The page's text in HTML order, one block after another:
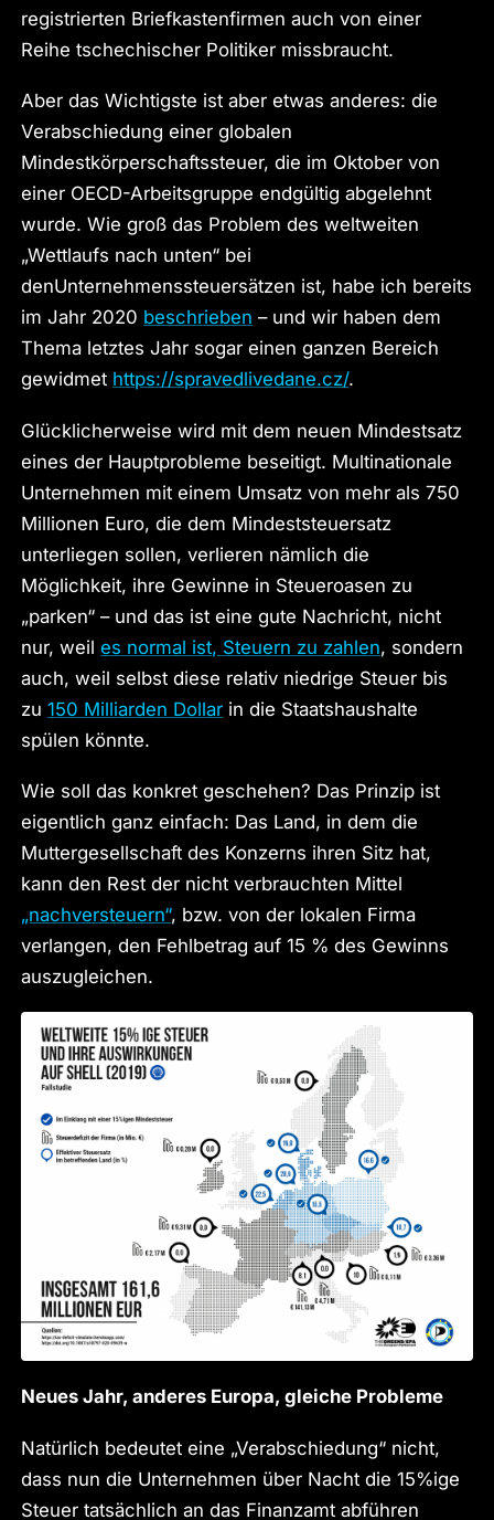
registrierten Briefkastenfirmen auch von einer
Reihe tschechischer Politiker missbraucht.
Aber das Wichtigste ist aber etwas anderes: die
Verabschiedung einer globalen
Mindestkörperschaftssteuer, die im Oktober von
einer OECD-Arbeitsgruppe endgültig abgelehnt
wurde. Wie groß das Problem des weltweiten
„Wettlaufs nach unten“ bei
denUnternehmenssteuersätzen ist, habe ich bereits
im Jahr 2020 beschrieben – und wir haben dem
Thema letztes Jahr sogar einen ganzen Bereich
gewidmet https://spravedlivedane.cz/.
Glücklicherweise wird mit dem neuen Mindestsatz
eines der Hauptprobleme beseitigt. Multinationale
Unternehmen mit einem Umsatz von mehr als 750
Millionen Euro, die dem Mindeststeuersatz
unterliegen sollen, verlieren nämlich die
Möglichkeit, ihre Gewinne in Steueroasen zu
„parken“ – und das ist eine gute Nachricht, nicht
nur, weiles normal ist, Steuern zu zahlen, sondern
auch, weil selbst diese relativ niedrige Steuer bis
zu150 Milliarden Dollar in die Staatshaushalte
spülen könnte.
Wie soll das konkret geschehen? Das Prinzip ist
eigentlich ganz einfach: Das Land, in dem die
Muttergesellschaft des Konzerns ihren Sitz hat,
kann den Rest der nicht verbrauchten Mittel
„nachversteuern“, bzw. von der lokalen Firma
verlangen, den Fehlbetrag auf 15 % des Gewinns
auszugleichen.
Neues Jahr, anderes Europa, gleiche Probleme
Natürlich bedeutet eine „Verabschiedung“ nicht,
dass nun die Unternehmen über Nacht die 15%ige
Steuer tatsächlich an das Finanzamt abführen